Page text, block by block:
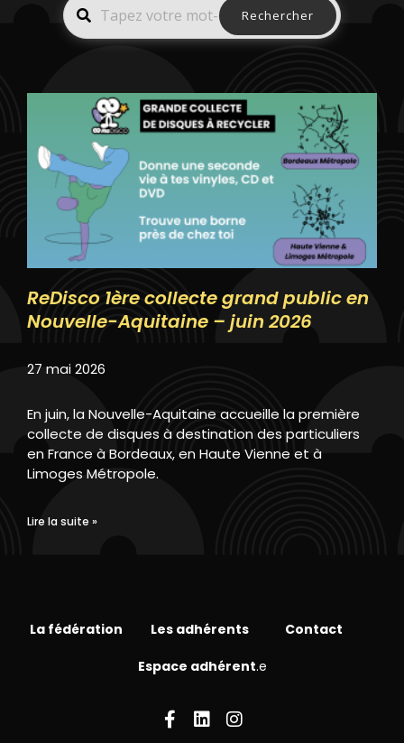
Rechercher
ReDisco 1ère collecte grand public en
Nouvelle-Aquitaine – juin 2026
27 mai 2026
En juin, la Nouvelle-Aquitaine accueille la première
collecte de disques à destination des particuliers
en France à Bordeaux, en Haute Vienne et à
Limoges Métropole.
Lire la suite »
La fédération Les adhérents Contact
Espace adhérent.e